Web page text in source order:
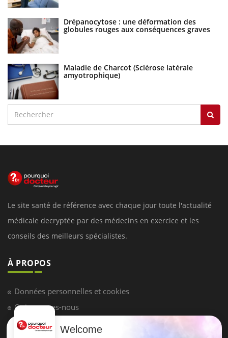
Drépanocytose : une déformation des
globules rouges aux conséquences graves
Maladie de Charcot (Sclérose latérale
amyotrophique)
Le site santé de référence avec chaque jour toute l'actualité
médicale decryptée par des médecins en exercice et les
conseils des meilleurs spécialistes.
À PROPOS
Données personnelles et cookies
Qui sommes-nous
Conditions d'utilisation
Welcome